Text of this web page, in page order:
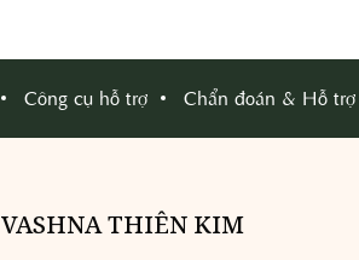
Công cụ hỗ trợ Chẩn đoán & Hỗ trợ
VASHNA THIÊN KIM